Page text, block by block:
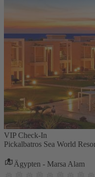
VIP Check-In
Pickalbatros Sea World
Ägypten - Marsa Alam